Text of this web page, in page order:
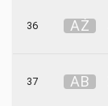
36 AŽ
37 AB